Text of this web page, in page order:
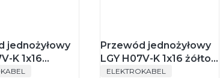
jednożyłowy
K 1x16
linka
Przewód jednożyłowy
LGY H07V-K 1x16 żółto-
zielony linka
PRODUCENT
ELEKTROKABEL